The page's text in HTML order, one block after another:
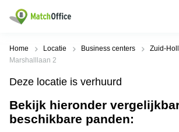
Huren / Verhuren
Productpagina's
Kantoorruimten
Business
Populaire
Steden
Alkmaar
Populaire
zoekopdrachten
Kantoorruimte
in Breda
Help
Over ons
Home Locatie Business centers Zuid-
Marshalllaan 2
Deze locatie is verhuurd
Bekijk hieronder
beschikbare panden: